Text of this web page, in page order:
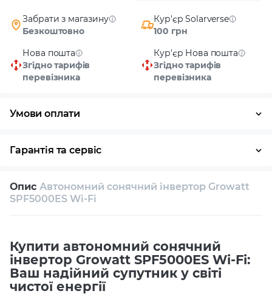
Забрати з магазину
Безкоштовно
Кур'єр Solarverse
100 грн
Нова пошта
Згідно тарифів
перевізника
Кур'єр Нова пошта
Згідно тарифів
перевізника
Умови оплати
Гарантія та сервіс
Власний сервісний центр Технічна підтримка
Опис Автономний сонячний інвертор Growatt
SPF5000ES Wi-Fi
Купити автономний сонячний
інвертор Growatt SPF5000ES Wi-Fi:
Ваш надійний супутник у світі
чистої енергії